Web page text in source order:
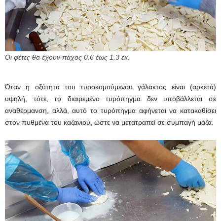
Οι φέτες θα έχουν πάχος 0.6 έως 1.3 εκ.
Όταν η οξύτητα του τυροκομούμενου γάλακτος είναι (αρκετά)
υψηλή, τότε, το διαιρεμένο τυρόπηγμα δεν υποβάλλεται σε
αναθέρμανση, αλλά, αυτό το τυρόπηγμα αφήνεται να κατακαθίσει
στον πυθμένα του καζανιού, ώστε να μετατραπεί σε συμπαγή μάζα.